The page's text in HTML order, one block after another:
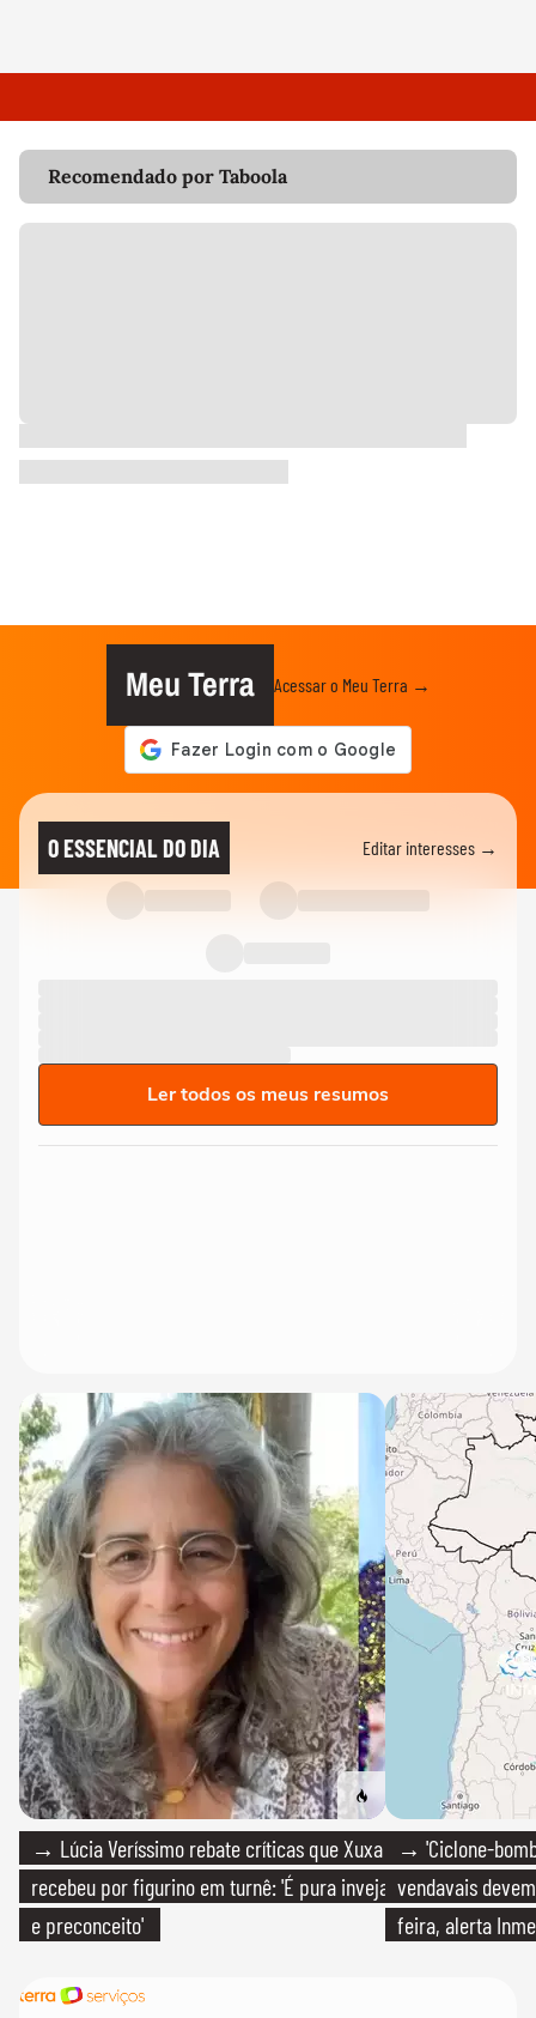
Recomendado por Taboola
Meu Terra Acessar o Meu Terra →
O ESSENCIAL DO DIA Editar interesses →
Ler todos os meus resumos
→ Lúcia Veríssimo rebate críticas que Xuxa
recebeu por figurino em turnê: 'É pura inveja
e preconceito'
→ 'Ciclone-
vendavais
feira, alerta